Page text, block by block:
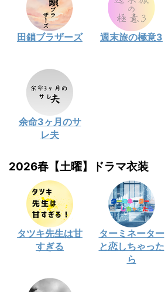
田鎖ブラザーズ 週末旅の極意3
余命3ヶ月のサ
レ夫
2026春【土曜】ドラマ衣装
タツキ先生は甘
すぎる
ターミネーター
と恋しちゃった
ら